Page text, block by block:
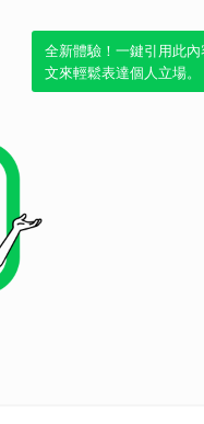
全新體驗！一鍵引用此
文來輕鬆表達個人立場。